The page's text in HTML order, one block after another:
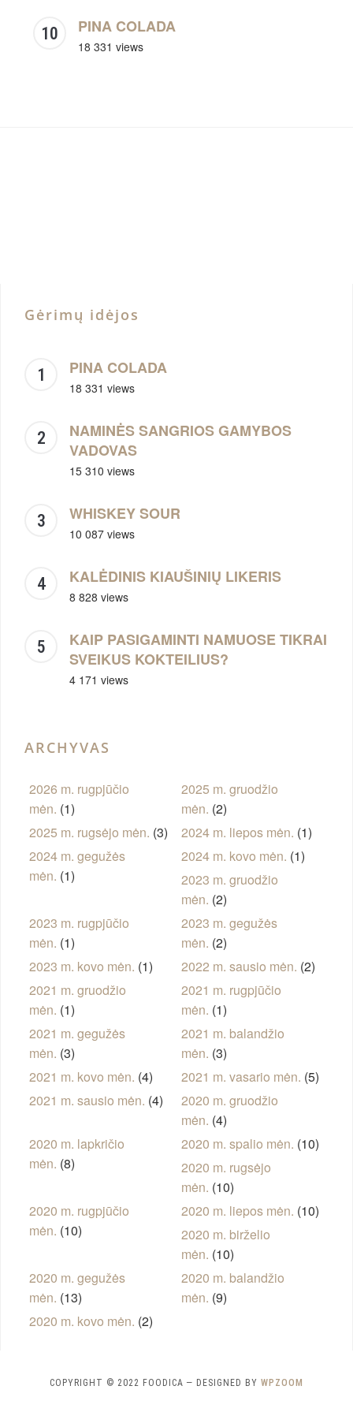
PINA COLADA
18 331 views
Gėrimų idėjos
PINA COLADA
18 331 views
NAMINĖS SANGRIOS GAMYBOS
VADOVAS
15 310 views
WHISKEY SOUR
10 087 views
KALĖDINIS KIAUŠINIŲ LIKERIS
8 828 views
KAIP PASIGAMINTI NAMUOSE TIKRAI
SVEIKUS KOKTEILIUS?
4 171 views
ARCHYVAS
2026 m. rugpjūčio
mėn. (1)
2025 m. gruodžio
mėn. (2)
2025 m. rugsėjo mėn. (3) 2024 m. liepos mėn. (1)
2024 m. gegužės
mėn. (1)
2024 m. kovo mėn. (1)
2023 m. gruodžio
mėn. (2)
2023 m. rugpjūčio
mėn. (1)
2023 m. gegužės
mėn. (2)
2023 m. kovo mėn. (1) 2022 m. sausio mėn. (2)
2021 m. gruodžio
mėn. (1)
2021 m. rugpjūčio
mėn. (1)
2021 m. gegužės
mėn. (3)
2021 m. balandžio
mėn. (3)
2021 m. kovo mėn. (4) 2021 m. vasario mėn. (5)
2021 m. sausio mėn. (4)
2020 m. gruodžio
mėn. (4)
2020 m. lapkričio
mėn. (8)
2020 m. spalio mėn. (10)
2020 m. rugsėjo
mėn. (10)
2020 m. rugpjūčio
mėn. (10)
2020 m. liepos mėn. (10)
2020 m. birželio
mėn. (10)
2020 m. gegužės
mėn. (13)
2020 m. balandžio
mėn. (9)
2020 m. kovo mėn. (2)
COPYRIGHT © 2022 FOODICA — DESIGNED BY WPZOOM